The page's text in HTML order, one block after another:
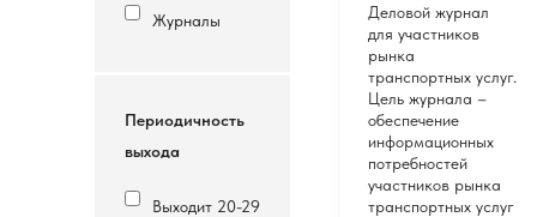
Журналы
Периодичность
выхода
Выходит 20-29
Деловой журнал
для участников
рынка
транспортных услуг.
Цель журнала –
обеспечение
информационных
потребностей
участников рынка
транспортных услуг